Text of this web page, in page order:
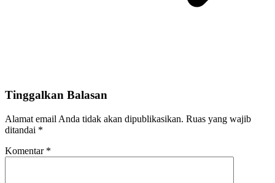
Tinggalkan Balasan
Alamat email Anda tidak akan dipublikasikan. Ruas yang wajib
ditandai *
Komentar *